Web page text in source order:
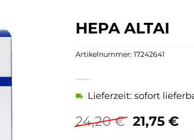
HEPA ALTAI
24,20€ 21,75 €
Lieferzeit: sofort
Artikelnummer: 17242641